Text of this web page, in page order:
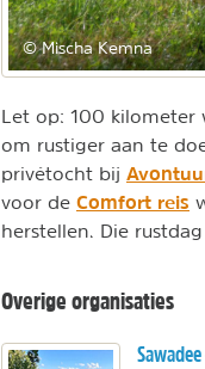
© Mischa Kemna
Let op: 100 kilometer
om rustiger aan te
privétocht bij
voor de Comfort reis
herstellen. Die
Overige organisaties